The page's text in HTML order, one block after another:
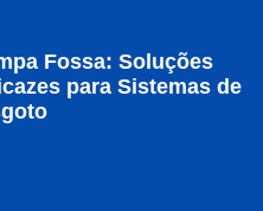
Fossa: Soluções
para Sistemas de